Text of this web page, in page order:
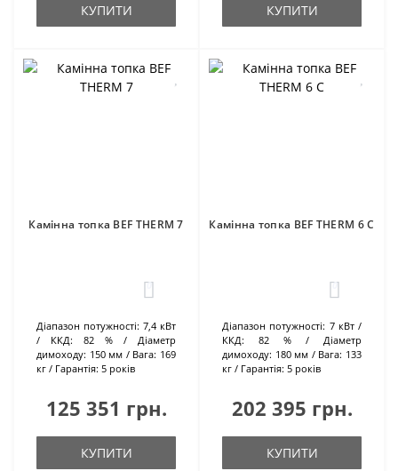
КУПИТИ КУПИТИ
Камінна топка BEF THERM 7
0
Діапазон потужності: 7,4 кВт
ККД:
82 %
Діаметр
димоходу: 150 мм Вага: 169
кг
Гарантія: 5 років
125 351 грн.
КУПИТИ
Камінна топка BEF THERM 6 C
0
Діапазон потужності: 7 кВт
ККД:
82 %
Діаметр
димоходу: 180 мм Вага: 133
кг
Гарантія: 5 років
202 395 грн.
КУПИТИ